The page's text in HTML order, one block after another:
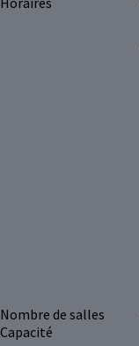
Nombre de salles
Capacité